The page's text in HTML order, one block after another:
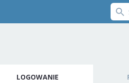
LOGOWANIE